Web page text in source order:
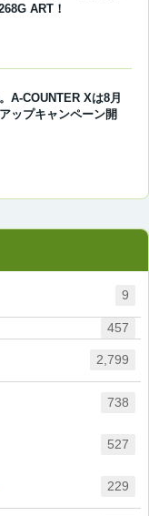
ART！
A-COUNTER Xは8月
ップキャンペーン開
9
457
2,799
738
229
527